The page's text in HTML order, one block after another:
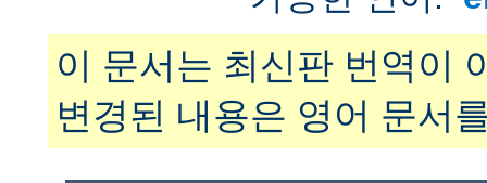
이 문서는 최신판 번역이
변경된 내용은 영어 문서